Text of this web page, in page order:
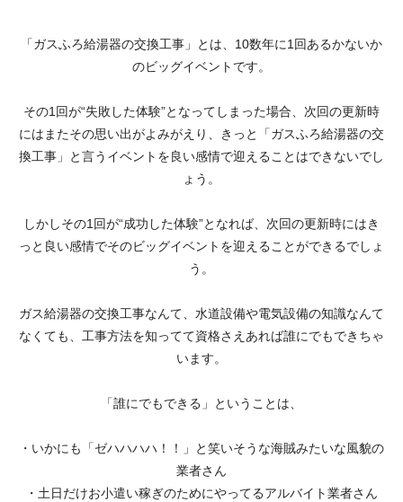
「ガスふろ給湯器の交換工事」とは、10数年に1回あるかないか
のビッグイベントです。
その1回が“失敗した体験”となってしまった場合、次回の更新時
にはまたその思い出がよみがえり、きっと「ガスふろ給湯器の交
換工事」と言うイベントを良い感情で迎えることはできないでし
ょう。
しかしその1回が“成功した体験”となれば、次回の更新時にはき
っと良い感情でそのビッグイベントを迎えることができるでしょ
う。
ガス給湯器の交換工事なんて、水道設備や電気設備の知識なんて
なくても、工事方法を知ってて資格さえあれば誰にでもできちゃ
います。
「誰にでもできる」ということは、
・いかにも「ゼハハハハ！！」と笑いそうな海賊みたいな風貌の
業者さん
・土日だけお小遣い稼ぎのためにやってるアルバイト業者さん